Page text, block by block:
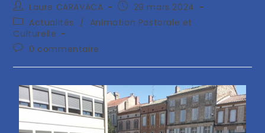
Laure CARAVACA
29 mars 2024
Actualités
/ Animation Pastorale et
Culturelle
0 commentaire